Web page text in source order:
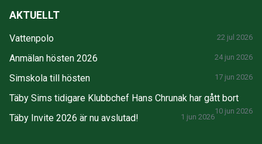
AKTUELLT
Vattenpolo 22 jul 2026
Anmälan hösten 2026 24 jun 2026
Simskola till hösten 17 jun 2026
Täby Sims tidigare Klubbchef Hans Chrunak har gått bort
10 jun 2026
Täby Invite 2026 är nu avslutad! 1 jun 2026